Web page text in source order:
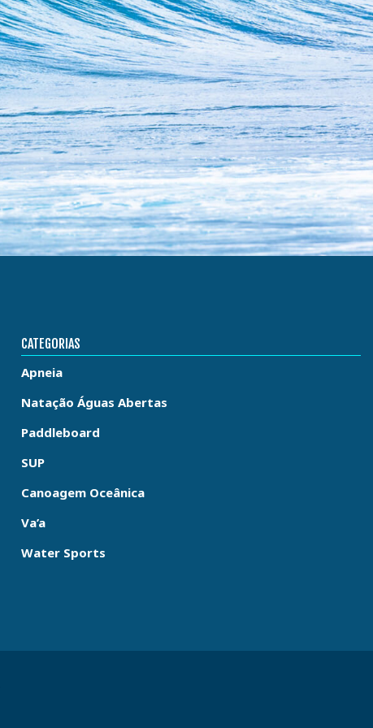
CATEGORIAS
Apneia
Natação Águas Abertas
Paddleboard
SUP
Canoagem Oceânica
Va’a
Water Sports